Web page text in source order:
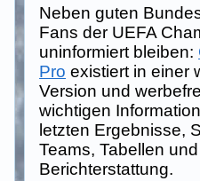
Neben guten
Fans der UEFA
uninformiert bleiben:
Pro existiert in einer
Version und
wichtigen
letzten Ergebnisse,
Teams, Tabellen
Berichterstattung.